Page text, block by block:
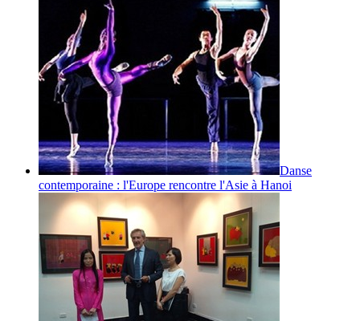
Danse
contemporaine : l'Europe rencontre l'Asie à Hanoi